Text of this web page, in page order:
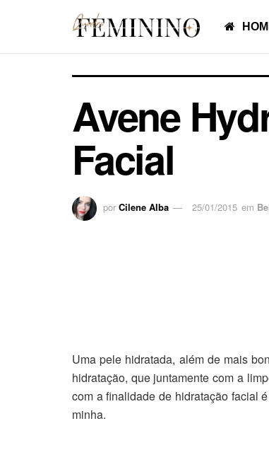
Avene
Facial
por Cilene Alba 25/01/2015 em
Uma pele hidratada, além de mais
hidratação, que juntamente com a
com a finalidade de hidratação facial
minha.